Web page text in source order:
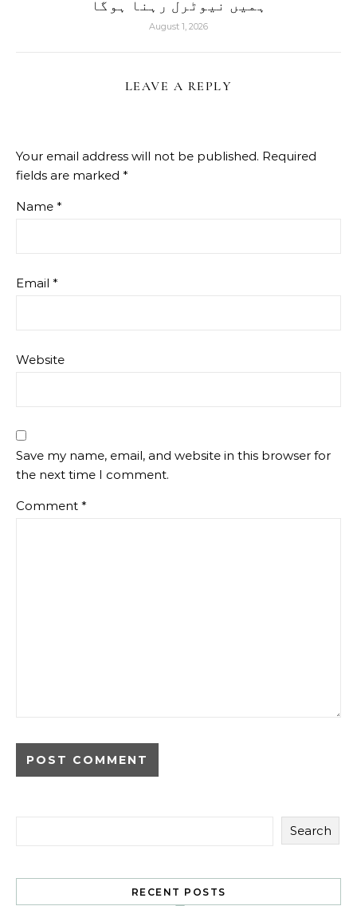
ہمیں نیوٹرل رہنا ہوگا
August 1, 2026
LEAVE A REPLY
Your email address will not be published. Required
fields are marked *
Name *
Email *
Website
Save my name, email, and website in this browser for
the next time I comment.
Comment *
Search
RECENT POSTS